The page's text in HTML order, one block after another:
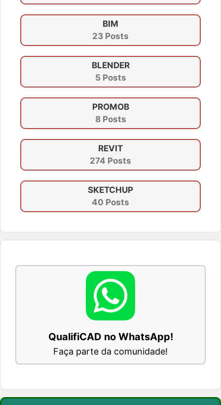
BIM
23 Posts
BLENDER
5 Posts
PROMOB
8 Posts
REVIT
274 Posts
SKETCHUP
40 Posts
QualifiCAD no WhatsApp!
Faça parte da comunidade!